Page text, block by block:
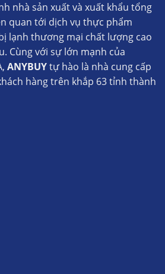
nhà sản xuất và xuất khẩu tổng
quan tới dịch vụ thực phẩm
lạnh thương mại chất lượng cao
Cùng với sự lớn mạnh của
ANYBUYtự hào là nhà cung cấp
hàng trên khắp 63 tỉnh thành